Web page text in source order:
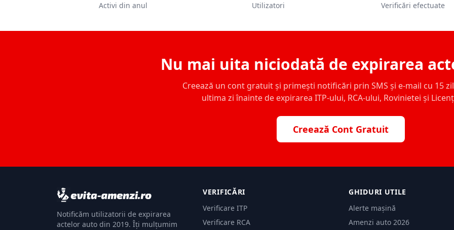
Activi din anul Utilizatori Verificări efectuate
Nu mai uita niciodată de expirarea
Creează un cont gratuit și primești notificări prin SMS și e-mail cu 15
ultima zi înainte de expirarea ITP-ului, RCA-ului, Rovinietei și
Creează Cont Gratuit
Notificăm utilizatorii de expirarea
actelor auto din 2019. Îți mulțumim
VERIFICĂRI
Verificare ITP
Verificare RCA
GHIDURI UTILE
Alerte mașină
Amenzi auto 2026